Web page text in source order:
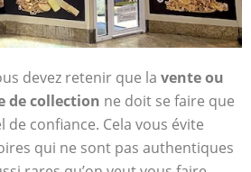
devez retenir que la vente ou
de collection ne doit se faire que
confiance. Cela vous évite
qui ne sont pas authentiques